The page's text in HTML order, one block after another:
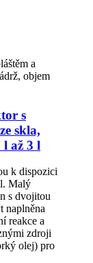
s
skla,
až 3 l
k dispozici
Malý
s dvojitou
naplněna
reakce a
zdroji
olej) pro